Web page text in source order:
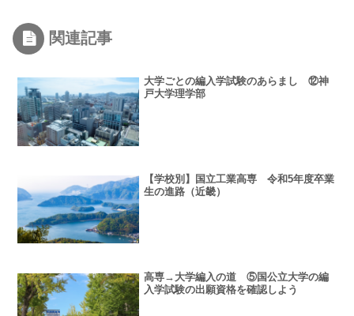
関連記事
大学ごとの編入学試験のあらまし ⑫神
戸大学理学部
【学校別】国立工業高専 令和5年度卒業
生の進路（近畿）
高専→大学編入の道 ⑤国公立大学の編
入学試験の出願資格を確認しよう